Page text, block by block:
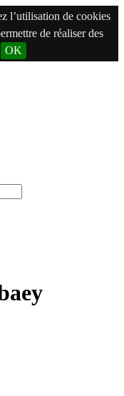
l’utilisation de cookies
de réaliser des
OK